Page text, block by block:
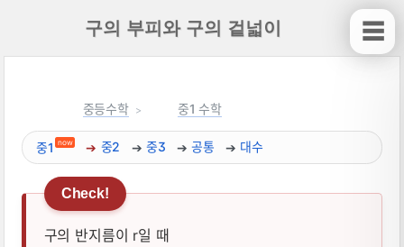
구의 부피와 구의 겉넓이
중등수학 중1 수학
중1 now 중2 중3 공통 대수
구의 반지름이 r일 때
☰